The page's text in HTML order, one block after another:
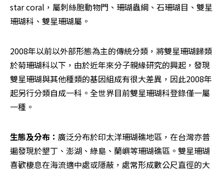
star coral，屬刺絲胞動物門、珊瑚蟲綱、石珊瑚目、雙星
珊瑚科、雙星珊瑚屬。
2008年以前以外部形態為主的傳統分類，將雙星珊瑚歸類
於菊珊瑚科以下，由於近年來分子親緣研究的興起，發現
雙星珊瑚與其他種類的基因組成有很大差異，因此2008年
起另行分類自成一科。全世界目前雙星珊瑚科登錄僅一屬
一種。
生態及分布： 廣泛分布於印太洋珊瑚礁地區，在台灣亦普
遍發現於墾丁、澎湖、綠島、蘭嶼等珊瑚礁區。雙星珊瑚
喜歡棲息在海流適中處或隱蔽，處常形成數公尺直徑的大